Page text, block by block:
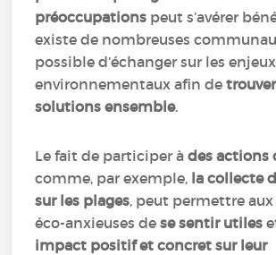
préoccupations peut s’avérer
existe de nombreuses
possible d’échanger sur les enjeux
environnementaux afin de
solutions ensemble.
Le fait de participer àdes actions
comme, par exemple, la collecte
sur les plages, peut permettre
éco-anxieuses de se sentir utiles
impact positif et concret sur leur